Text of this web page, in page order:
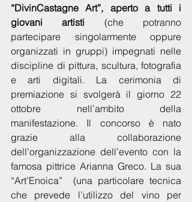
“DivinCastagne Art”, aperto a tutti i
giovani artisti (che potranno
partecipare singolarmente oppure
organizzati in gruppi) impegnati nelle
discipline di pittura, scultura, fotografia
e arti digitali. La cerimonia di
premiazione si svolgerà il giorno 22
ottobre nell’ambito della
manifestazione. Il concorso è nato
grazie alla collaborazione
dell’organizzazione dell’evento con la
famosa pittrice Arianna Greco. La sua
“Art’Enoica”  (una particolare tecnica
che prevede l’utilizzo del vino per